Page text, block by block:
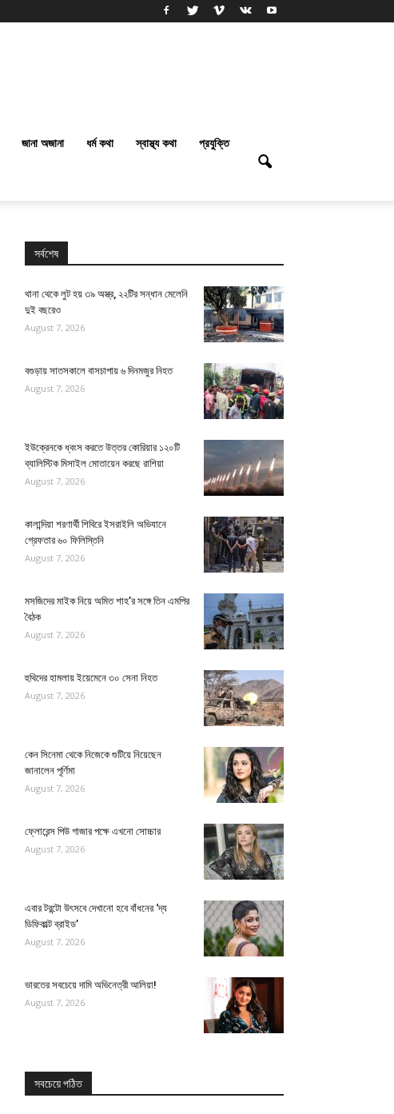
জানা অজানা ধর্ম কথা স্বাস্থ্য কথা প্রযুক্তি
সর্বশেষ
থানা থেকে লুট হয় ৩৯ অস্ত্র, ২২টির সন্ধান মেলেনি
দুই বছরেও
August 7, 2026
বগুড়ায় সাতসকালে বাসচাপায় ৬ দিনমজুর নিহত
August 7, 2026
ইউক্রেনকে ধ্বংস করতে উত্তর কোরিয়ার ১২০টি
ব্যালিস্টিক মিসাইল মোতায়েন করছে রাশিয়া
August 7, 2026
কালান্দিয়া শরণার্থী শিবিরে ইসরাইলি অভিযানে
গ্রেফতার ৬০ ফিলিস্তিনি
August 7, 2026
মসজিদের মাইক নিয়ে অমিত শাহ’র সঙ্গে তিন এমপির
বৈঠক
August 7, 2026
হুথিদের হামলায় ইয়েমেনে ৩০ সেনা নিহত
August 7, 2026
কেন সিনেমা থেকে নিজেকে গুটিয়ে নিয়েছেন
জানালেন পূর্ণিমা
August 7, 2026
ফ্লোরেন্স পিউ গাজার পক্ষে এখনো সোচ্চার
August 7, 2026
এবার টরন্টো উৎসবে দেখানো হবে বাঁধনের ‘দ্য
ডিফিকাল্ট ব্রাইড’
August 7, 2026
ভারতের সবচেয়ে দামি অভিনেত্রী আলিয়া!
August 7, 2026
সবচেয়ে পঠিত